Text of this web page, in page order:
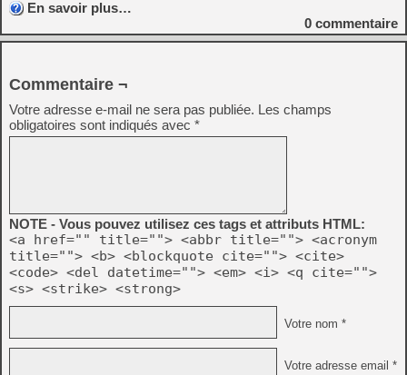
En savoir plus…
0 commentaire
Commentaire ¬
Votre adresse e-mail ne sera pas publiée. Les champs
obligatoires sont indiqués avec *
NOTE - Vous pouvez utilisez ces tags et attributs HTML:
<a href="" title=""> <abbr title=""> <acronym
title=""> <b> <blockquote cite=""> <cite>
<code> <del datetime=""> <em> <i> <q cite="">
<s> <strike> <strong>
Votre nom *
Votre adresse email *